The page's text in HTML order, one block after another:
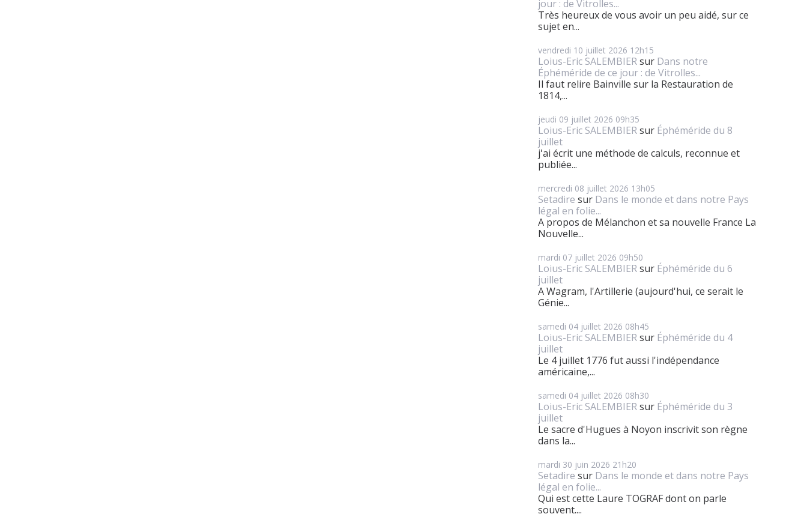
jour : de Vitrolles...
Très heureux de vous avoir un peu aidé, sur ce
sujet en...
vendredi 10 juillet 2026 12h15
Loius-Eric SALEMBIERsur Dans notre
Éphéméride de ce jour : de Vitrolles...
Il faut relire Bainville sur la Restauration de
1814,...
jeudi 09 juillet 2026 09h35
Loius-Eric SALEMBIERsur Éphéméride du 8
juillet
j'ai écrit une méthode de calculs, reconnue et
publiée...
mercredi 08 juillet 2026 13h05
Setadire sur Dans le monde et dans notre Pays
légal en folie...
A propos de Mélanchon et sa nouvelle France La
Nouvelle...
mardi 07 juillet 2026 09h50
Loius-Eric SALEMBIERsur Éphéméride du 6
juillet
A Wagram, l'Artillerie (aujourd'hui, ce serait le
Génie...
samedi 04 juillet 2026 08h45
Loius-Eric SALEMBIERsur Éphéméride du 4
juillet
Le 4 juillet 1776 fut aussi l'indépendance
américaine,...
samedi 04 juillet 2026 08h30
Loius-Eric SALEMBIERsur Éphéméride du 3
juillet
Le sacre d'Hugues à Noyon inscrivit son règne
dans la...
mardi 30 juin 2026 21h20
Setadire sur Dans le monde et dans notre Pays
légal en folie...
Qui est cette Laure TOGRAF dont on parle
souvent....